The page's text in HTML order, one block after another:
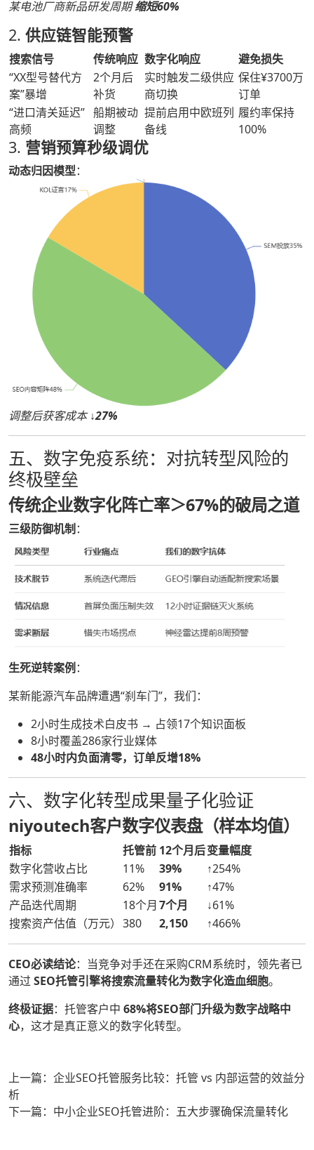
某电池厂商新品研发周期缩短60%
2. 供应链智能预警
搜索信号 传统响应 数字化响应
避免损失
“XX型号替代方
案”暴增
2个月后
补货
实时触发二级供应
商切换
保住¥3700万
订单
“进口清关延迟”
高频
船期被动
调整
提前启用中欧班列
备线
履约率保持
100%
3. 营销预算秒级调优
动态归因模型：
调整后获客成本↓27%
五、数字免疫系统：对抗转型风险的
终极壁垒
传统企业数字化阵亡率＞67%的破局之道
三级防御机制 ：
生死逆转案例 ：
某新能源汽车品牌遭遇“刹车门”，我们：
2小时生成技术白皮书 → 占领17个知识面板
8小时覆盖286家行业媒体
48小时内负面清零，订单反增18%
六、数字化转型成果量子化验证
niyoutech客户数字仪表盘（样本均值）
指标 托管前 12个月后变量幅度
数字化营收占比
11% 39%
↑254%
需求预测准确率
62% 91%
↑47%
产品迭代周期
18个月7个月
↓61%
搜索资产估值（万元） 380 2,150 ↑466%
CEO必读结论：当竞争对手还在采购CRM系统时，领先者已
通过 SEO托管引擎将搜索流量转化为数字化造血细胞。
终极证据：托管客户中 68%将SEO部门升级为数字战略中
心，这才是真正意义的数字化转型。
上一篇：企业SEO托管服务比较：托管 vs 内部运营的效益分
析
下一篇：中小企业SEO托管进阶：五大步骤确保流量转化